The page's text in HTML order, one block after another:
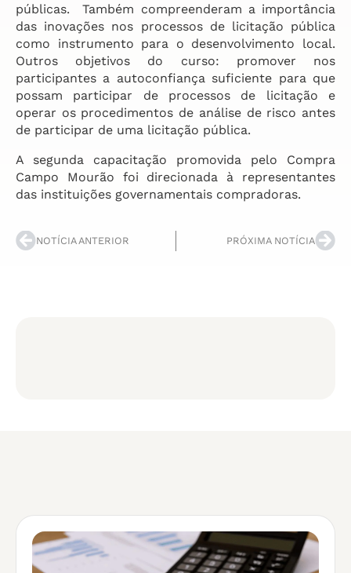
públicas. Também compreenderam a importância
das inovações nos processos de licitação pública
como instrumento para o desenvolvimento local.
Outros objetivos do curso: promover nos
participantes a autoconfiança suficiente para que
possam participar de processos de licitação e
operar os procedimentos de análise de risco antes
de participar de uma licitação pública.
A segunda capacitação promovida pelo Compra
Campo Mourão foi direcionada à representantes
das instituições governamentais compradoras.
NOTÍCIA ANTERIOR PRÓXIMA NOTÍCIA